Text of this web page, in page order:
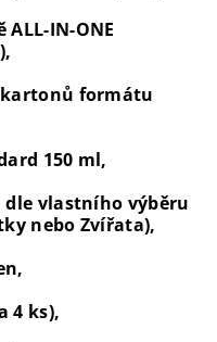
IN-ONE
formátu
150 ml,
vlastního výběru
nebo Zvířata),
4 ks),